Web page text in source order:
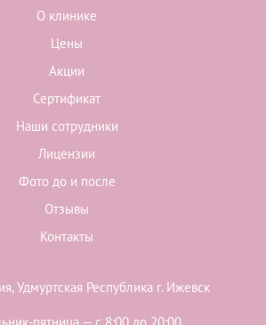
О клинике
Цены
Акции
Сертификат
Наши сотрудники
Лицензии
Фото до и после
Отзывы
Контакты
Удмуртская Республика г. Ижевск